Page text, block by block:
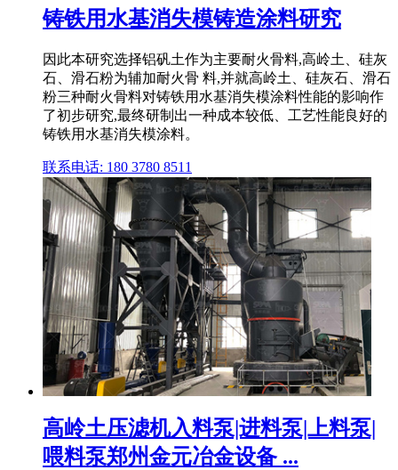
铸铁用水基消失模铸造涂料研究
因此本研究选择铝矾土作为主要耐火骨料,高岭土、硅灰
石、滑石粉为辅加耐火骨 料,并就高岭土、硅灰石、滑石
粉三种耐火骨料对铸铁用水基消失模涂料性能的影响作
了初步研究,最终研制出一种成本较低、工艺性能良好的
铸铁用水基消失模涂料。
联系电话: 180 3780 8511
高岭土压滤机入料泵|进料泵|上料泵|
喂料泵郑州金元冶金设备 ...